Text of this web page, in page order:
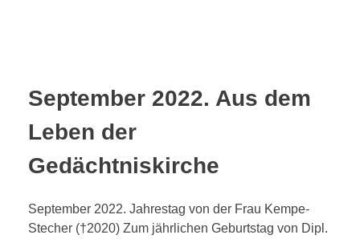
Aktivitäten
РУССКИЙ
DEUTSCH
ENGLISH
September 2022. Aus dem
Leben der
Gedächtniskirche
September 2022. Jahrestag von der Frau Kempe-
Stecher (†2020) Zum jährlichen Geburtstag von Dipl.